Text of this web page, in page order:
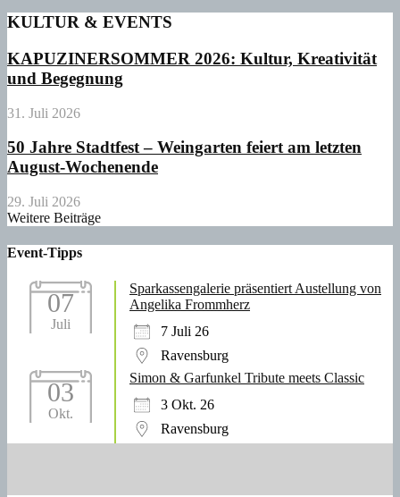
KULTUR & EVENTS
KAPUZINERSOMMER 2026: Kultur, Kreativität
und Begegnung
31. Juli 2026
50 Jahre Stadtfest – Weingarten feiert am letzten
August-Wochenende
29. Juli 2026
Weitere Beiträge
Event-Tipps
07
Juli
Sparkassengalerie präsentiert Austellung von
Angelika Frommherz
7 Juli 26
Ravensburg
03
Okt.
Simon & Garfunkel Tribute meets Classic
3 Okt. 26
Ravensburg